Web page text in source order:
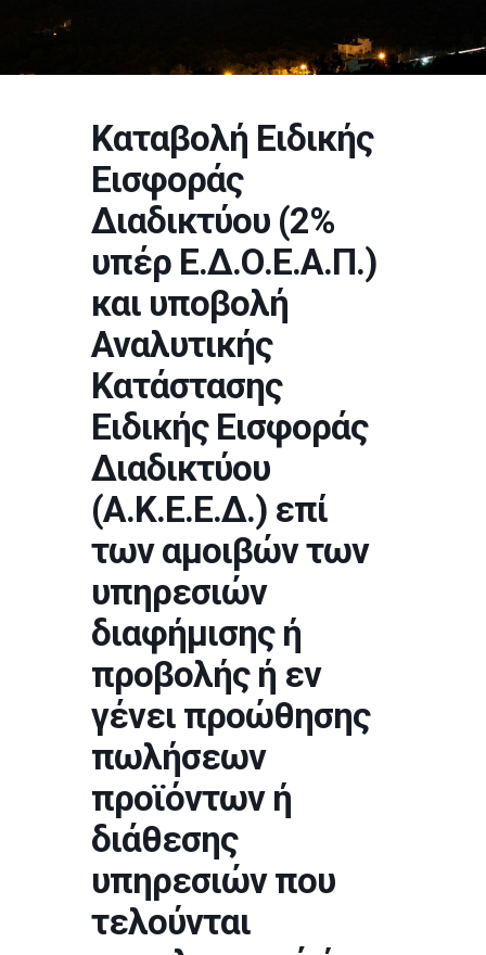
Καταβολή Ειδικής
Εισφοράς
Διαδικτύου (2%
υπέρ Ε.Δ.Ο.Ε.Α.Π.)
και υποβολή
Αναλυτικής
Κατάστασης
Ειδικής Εισφοράς
Διαδικτύου
(Α.Κ.Ε.Ε.Δ.) επί
των αμοιβών των
υπηρεσιών
διαφήμισης ή
προβολής ή εν
γένει προώθησης
πωλήσεων
προϊόντων ή
διάθεσης
υπηρεσιών που
τελούνται